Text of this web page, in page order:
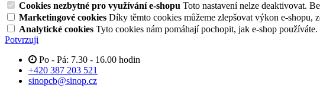
Cookies nezbytné pro využívání e-shopu Toto nastavení nelze deaktivovat.
Marketingové cookies Díky těmto cookies můžeme zlepšovat výkon e-shopu,
Analytické cookies Tyto cookies nám pomáhají pochopit, jak e-shop
Potvrzuji
Po - Pá: 7.30 - 16.00 hodin
+420 387 203 521
sinopcb@sinop.cz